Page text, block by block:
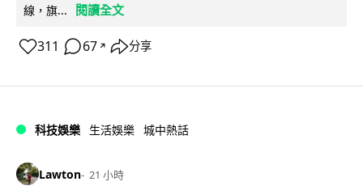
線，旗...
閱讀全文
311 67 ↗ 分享
科技娛樂 生活娛樂 城中熱話
Lawton 21 小時